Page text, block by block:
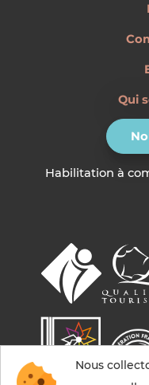
Qui
Habilitation à
Nous